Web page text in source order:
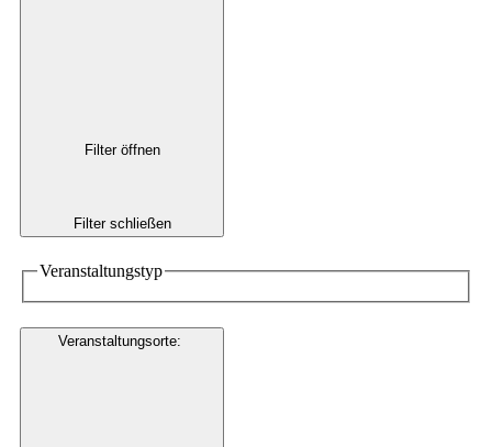
Filter öffnen
Filter schließen
Veranstaltungstyp
Veranstaltungsorte: